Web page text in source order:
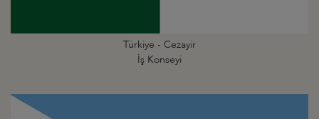
Türkiye - Cezayir
İş Konseyi